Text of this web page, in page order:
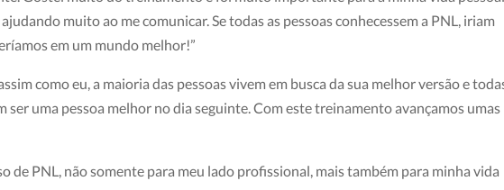
muito ao me comunicar. Se todas as pessoas conhecessem a PNL, iriam
em um mundo melhor!”
como eu, a maioria das pessoas vivem em busca da sua melhor versão e
ser uma pessoa melhor no dia seguinte. Com este treinamento avançamos umas
de PNL, não somente para meu lado profissional, mais também para minha vida